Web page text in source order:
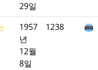
29일
1957
년
12월
8일
1238